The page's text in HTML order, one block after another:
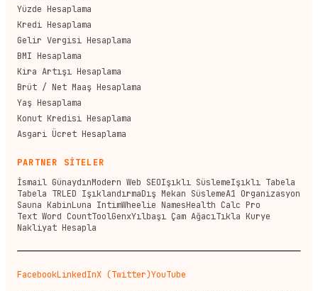
Yüzde Hesaplama
Kredi Hesaplama
Gelir Vergisi Hesaplama
BMI Hesaplama
Kira Artışı Hesaplama
Brüt / Net Maaş Hesaplama
Yaş Hesaplama
Konut Kredisi Hesaplama
Asgari Ücret Hesaplama
PARTNER SİTELER
İsmail GünaydınModern Web SEOIşıklı SüslemeIşıklı Tabela
Tabela TRLED IşıklandırmaDış Mekan SüslemeA1 Organizasyon
Sauna KabinLuna IntimWheelie NamesHealth Calc Pro
Text Word CountToolGenxYılbaşı Çam AğacıTıkla Kurye
Nakliyat Hesapla
FacebookLinkedInX (Twitter)YouTube